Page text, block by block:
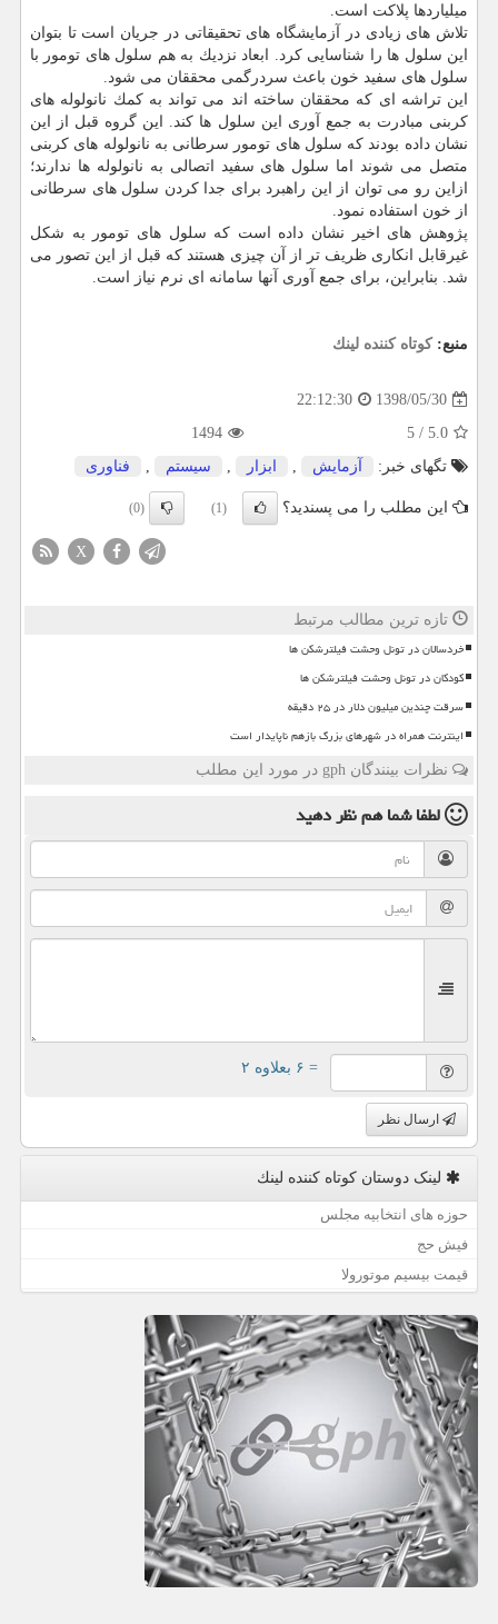
میلیاردها پلاكت است.
تلاش های زیادی در آزمایشگاه های تحقیقاتی در جریان است تا بتوان
این سلول ها را شناسایی كرد. ابعاد نزدیك به هم سلول های تومور با
سلول های سفید خون باعث سردرگمی محققان می شود.
این تراشه ای كه محققان ساخته اند می تواند به كمك نانولوله های
كربنی مبادرت به جمع آوری این سلول ها كند. این گروه قبل از این
نشان داده بودند كه سلول های تومور سرطانی به نانولوله های كربنی
متصل می شوند اما سلول های سفید اتصالی به نانولوله ها ندارند؛
ازاین رو می توان از این راهبرد برای جدا كردن سلول های سرطانی
از خون استفاده نمود.
پژوهش های اخیر نشان داده است كه سلول های تومور به شكل
غیرقابل انكاری ظریف تر از آن چیزی هستند كه قبل از این تصور می
شد. بنابراین، برای جمع آوری آنها سامانه ای نرم نیاز است.
منبع:كوتاه كننده لینك
1398/05/30
22:12:30
5.0
/
5
1494
تگهای خبر:
آزمایش , ابزار , سیستم , فناوری
این مطلب را می پسندید؟ (1)
(0)
X
تازه ترین مطالب مرتبط
خردسالان در تونل وحشت فیلترشکن ها
کودکان در تونل وحشت فیلترشکن ها
سرقت چندین میلیون دلار در ۲۵ دقیقه
اینترنت همراه در شهرهای بزرگ بازهم ناپایدار است
نظرات بینندگان gph در مورد این مطلب
لطفا شما همنظر دهید
= ۶ بعلاوه ۲
ارسال نظر
لینک دوستان كوتاه كننده لینك
حوزه های انتخابیه مجلس
فیش حج
قیمت بیسیم موتورولا